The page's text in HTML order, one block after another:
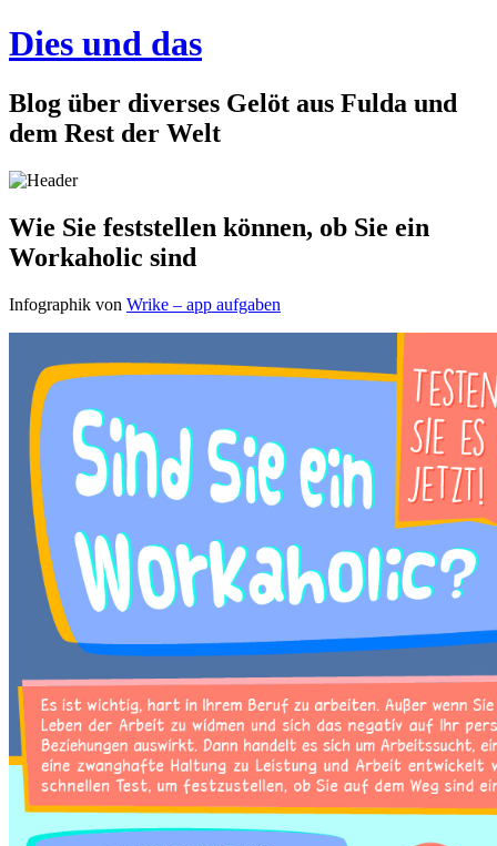
Dies und das
Blog über diverses Gelöt aus Fulda und
dem Rest der Welt
Wie Sie feststellen können, ob Sie ein
Workaholic sind
Infographik von Wrike – app aufgaben